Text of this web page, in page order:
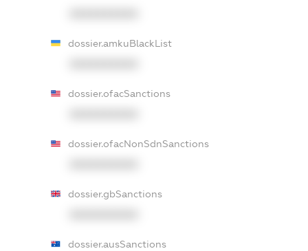
dossier.amkuBlackList
dossier.ofacSanctions
dossier.ofacNonSdnSanctions
dossier.gbSanctions
dossier.ausSanctions